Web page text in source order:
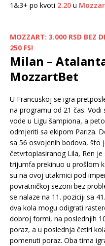
1&3+ po kvoti 2.20 u
MOZZART: 3.000 RSD BEZ
250 FS!
Milan –
MozzartBet
U Francuskoj se igra
na programu od 21 čas.
vode u Ligu šampiona, a
odmjeriti sa ekipom Pariza.
sa 56 osvojenih bodova, što
četvrtoplasiranog Lila, Ren
trijumfa prekinuo u prošlom
su na ovoj utakmici pod
povratničkoj sezoni bez
se nalaze na 11. poziciji sa
dva kola mogu odigrati
dobroj formi, na poslednjih
poraz, a u poslednja četiri
pomenuti poraz. Oba tima